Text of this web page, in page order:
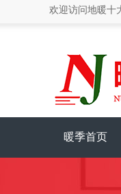
欢迎访问地暖十
暖季首页